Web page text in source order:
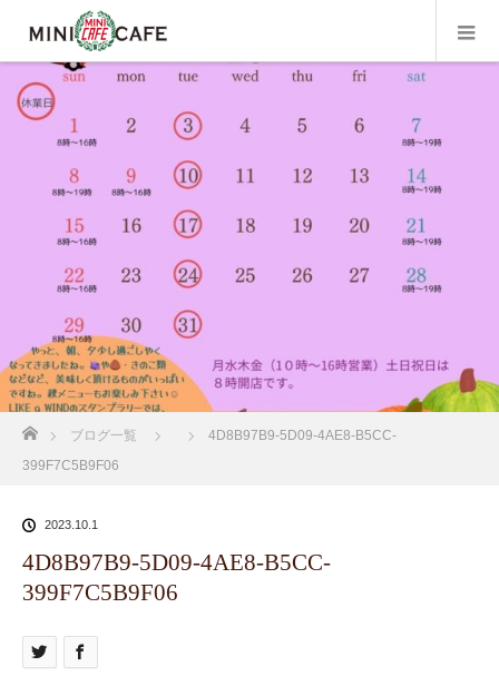
ブログ一覧
4D8B97B9-5D09-4AE8-B5CC-
399F7C5B9F06
2023.10.1
4D8B97B9-5D09-4AE8-B5CC-
399F7C5B9F06